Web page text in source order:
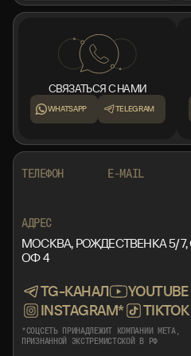
СВЯЗАТЬСЯ С НАМИ
WHATSAPP TELEGRAM
ТЕЛЕФОН E-MAIL
АДРЕС
МОСКВА, РОЖДЕСТВЕНКА 5/7,
ОФ 4
TG-КАНАЛ
YOUTUBE
INSTAGRAM*
TIKTOK
*СОЦСЕТЬ ПРИНАДЛЕЖИТ КОМПАНИИ META,
ПРИЗНАННОЙ ЭКСТРЕМИСТСКОЙ В РФ